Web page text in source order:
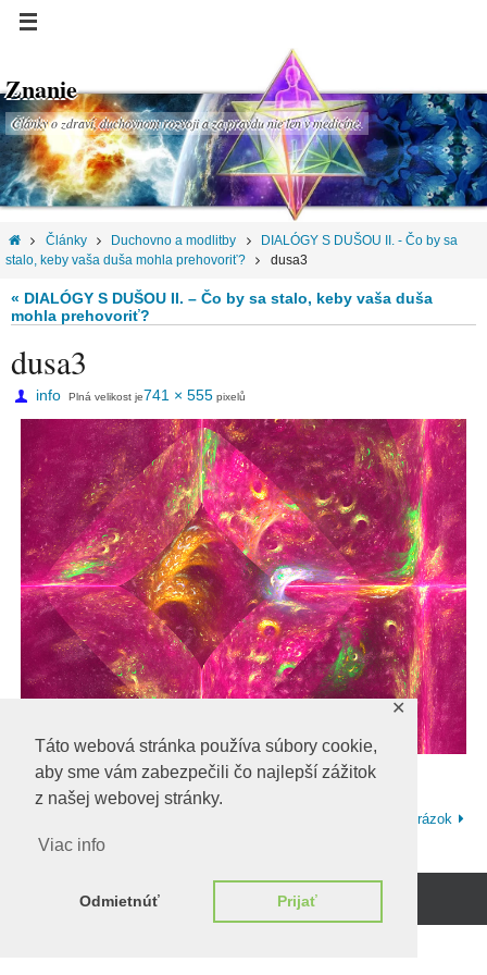
Táto webová stránka používa súbory cookie,
aby sme vám zabezpečili čo najlepší zážitok
z našej webovej stránky.
Viac info
Odmietnúť Prijať
✕
Znanie
Články o zdraví, duchovnom rozvoji a za pravdu nie len v medicíne.
Články Duchovno a modlitby
DIALÓGY S DUŠOU II. - Čo by sa
stalo, keby vaša duša mohla prehovoriť?
dusa3
« DIALÓGY S DUŠOU II. – Čo by sa stalo, keby vaša duša
mohla prehovoriť?
dusa3
info Plná velikost je741 × 555 pixelů
Ďalší obrázok
WordPress.